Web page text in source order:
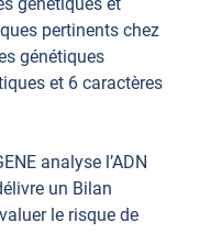
pertinents chez
génétiques
et 6 caractères
analyse l’ADN
un Bilan
le risque de